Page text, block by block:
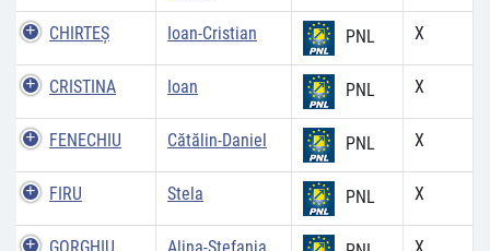
CHIRTEŞ Ioan-Cristian PNL X
CRISTINA Ioan PNL X
FENECHIU Cătălin-Daniel PNL X
FIRU Stela PNL X